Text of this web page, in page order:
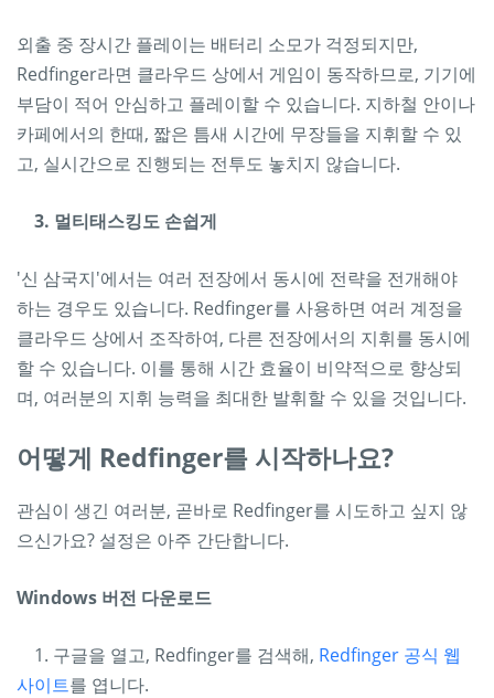
외출 중 장시간 플레이는 배터리 소모가 걱정되지만,
Redfinger라면 클라우드 상에서 게임이 동작하므로, 기기에
부담이 적어 안심하고 플레이할 수 있습니다. 지하철 안이나
카페에서의 한때, 짧은 틈새 시간에 무장들을 지휘할 수 있
고, 실시간으로 진행되는 전투도 놓치지 않습니다.
3. 멀티태스킹도 손쉽게
'신 삼국지'에서는 여러 전장에서 동시에 전략을 전개해야
하는 경우도 있습니다. Redfinger를 사용하면 여러 계정을
클라우드 상에서 조작하여, 다른 전장에서의 지휘를 동시에
할 수 있습니다. 이를 통해 시간 효율이 비약적으로 향상되
며, 여러분의 지휘 능력을 최대한 발휘할 수 있을 것입니다.
어떻게 Redfinger를 시작하나요?
관심이 생긴 여러분, 곧바로 Redfinger를 시도하고 싶지 않
으신가요? 설정은 아주 간단합니다.
Windows 버전 다운로드
1. 구글을 열고, Redfinger를 검색해, Redfinger 공식 웹
사이트를 엽니다.